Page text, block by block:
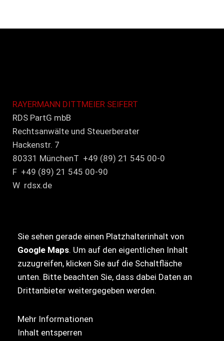
RAYERMANN DITTMEIER SEIFERT
RDS PartG mbB
Rechtsanwälte und Steuerberater
Hackenstr. 7
80331 MünchenT +49 (89) 21 545 00-0
F +49 (89) 21 545 00-90
W rdsx.de
Sie sehen gerade einen Platzhalterinhalt von
Google Maps. Um auf den eigentlichen Inhalt
zuzugreifen, klicken Sie auf die Schaltfläche
unten. Bitte beachten Sie, dass dabei Daten an
Drittanbieter weitergegeben werden.
Mehr Informationen
Inhalt entsperren